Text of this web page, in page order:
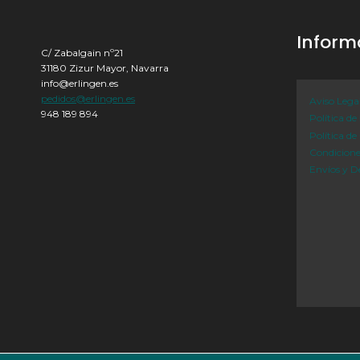
C/ Zabalgain nº21
31180 Zizur Mayor, Navarra
info@erlingen.es
pedidos@erlingen.es
948 189 894
Aviso Legal
Política de
Política de
Envíos y